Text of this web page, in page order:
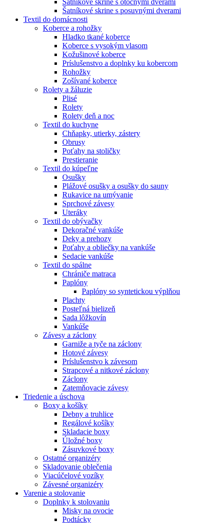
Šatníkové skrine s posuvnými dverami
Textil do domácnosti
Koberce a rohožky
Hladko tkané koberce
Koberce s vysokým vlasom
Kožušinové koberce
Príslušenstvo a doplnky ku kobercom
Rohožky
Zošívané koberce
Rolety a žáluzie
Plisé
Rolety
Rolety deň a noc
Textil do kuchyne
Chňapky, utierky, zástery
Obrusy
Poťahy na stoličky
Prestieranie
Textil do kúpeľne
Osušky
Plážové osušky a osušky do sauny
Rukavice na umývanie
Sprchové závesy
Uteráky
Textil do obývačky
Dekoračné vankúše
Deky a prehozy
Poťahy a obliečky na vankúše
Sedacie vankúše
Textil do spálne
Chrániče matraca
Paplóny
Paplóny so syntetickou výplňou
Plachty
Posteľná bielizeň
Sada lôžkovín
Vankúše
Závesy a záclony
Garniže a tyče na záclony
Hotové závesy
Príslušenstvo k závesom
Strapcové a nitkové záclony
Záclony
Zatemňovacie závesy
Triedenie a úschova
Boxy a košíky
Debny a truhlice
Regálové košíky
Skladacie boxy
Úložné boxy
Zásuvkové boxy
Ostatné organizéry
Skladovanie oblečenia
Viacúčelové vozíky
Závesné organizéry
Varenie a stolovanie
Doplnky k stolovaniu
Misky na ovocie
Podtácky